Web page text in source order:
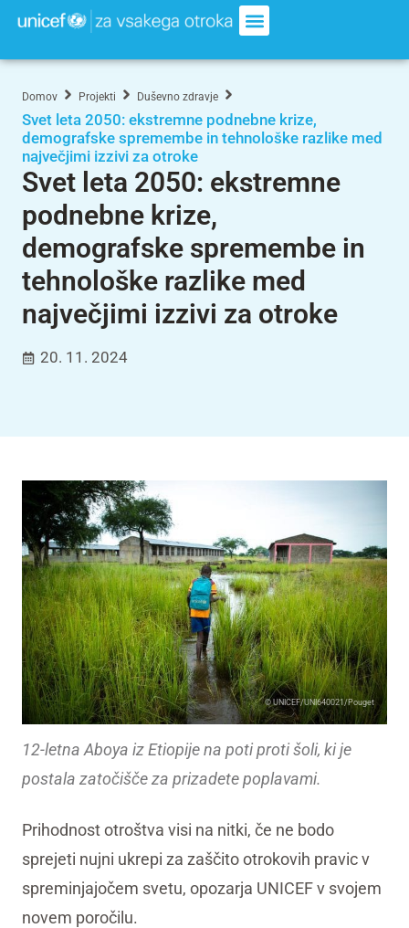
Domov Projekti Duševno zdravje
Svet leta 2050: ekstremne podnebne krize,
demografske spremembe in tehnološke razlike med
največjimi izzivi za otroke
Svet leta 2050: ekstremne
podnebne krize,
demografske spremembe in
tehnološke razlike med
največjimi izzivi za otroke
20. 11. 2024
© UNICEF/UNI640021/Pouget
12-letna Aboya iz Etiopije na poti proti šoli, ki je
postala zatočišče za prizadete poplavami.
Prihodnost otroštva visi na nitki, če ne bodo
sprejeti nujni ukrepi za zaščito otrokovih pravic v
spreminjajočem svetu, opozarja UNICEF v svojem
novem poročilu.